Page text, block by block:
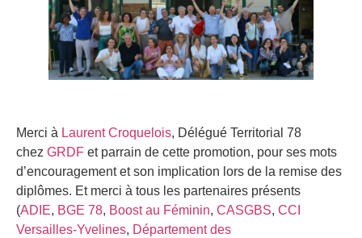
Merci à Laurent Croquelois, Délégué Territorial 78
chez GRDF et parrain de cette promotion, pour ses mots
d’encouragement et son implication lors de la remise des
diplômes. Et merci à tous les partenaires présents
(ADIE, BGE 78, Boost au Féminin, CASGBS, CCI
Versailles-Yvelines, Département des